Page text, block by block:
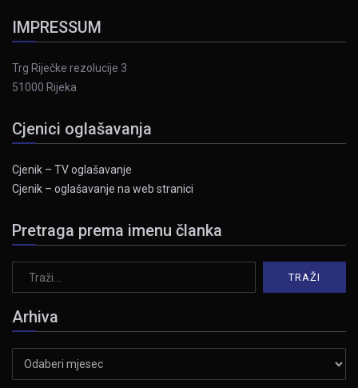
IMPRESSUM
Trg Riječke rezolucije 3
51000 Rijeka
Cjenici oglašavanja
Cjenik – TV oglašavanje
Cjenik – oglašavanje na web stranici
Pretraga prema imenu članka
Arhiva